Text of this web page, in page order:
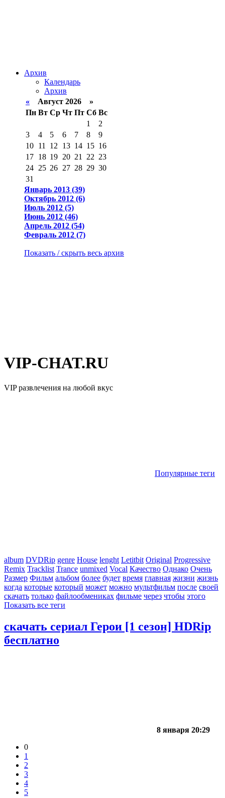
Архив
Календарь
Архив
« Август 2026 »
Пн Вт Ср Чт Пт Сб Вс
1
2
3
4 5 6 7 8
9
10 11 12 13 14 15 16
17 18 19 20 21 22 23
24 25 26 27 28 29 30
31
Январь 2013 (39)
Октябрь 2012 (6)
Июль 2012 (5)
Июнь 2012 (46)
Апрель 2012 (54)
Февраль 2012 (7)
Показать / скрыть весь архив
VIP-CHAT.RU
VIP развлечения на любой вкус
Популярные теги
album DVDRip genre House lenght Letitbit Original Progressive
Remix Tracklist Trance unmixed Vocal Качество Однако Очень
Размер Фильм альбом более будет время главная жизни жизнь
когда которые который может можно мультфильм после своей
скачать только файлообмениках фильме через чтобы этого
Показать все теги
скачать сериал Герои [1 сезон] HDRip
бесплатно
8 января 20:29
0
1
2
3
4
5